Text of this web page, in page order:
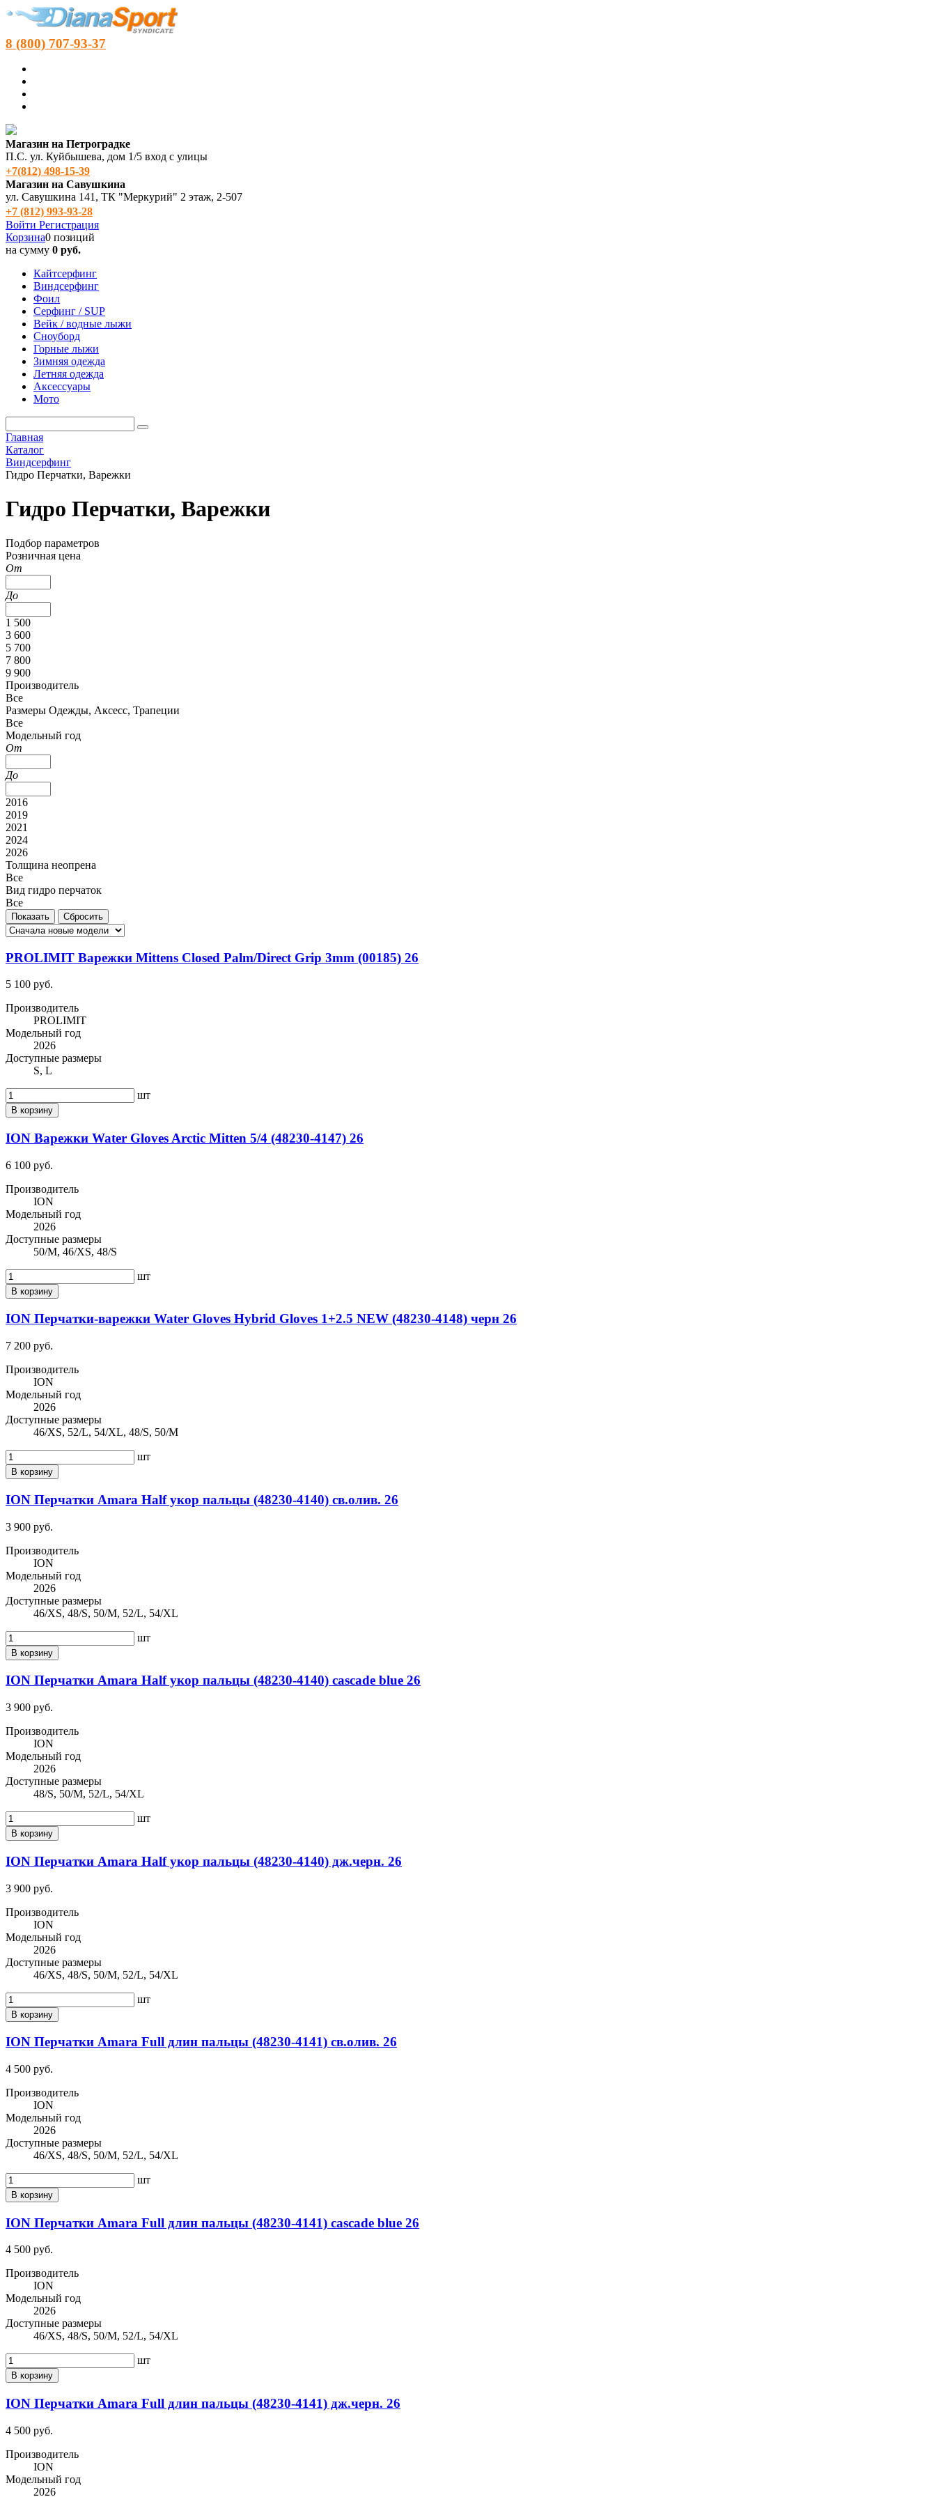
8 (800) 707-93-37
Магазин на Петроградке
П.С. ул. Куйбышева, дом 1/5 вход с улицы
+7(812) 498‑15-39
Магазин на Савушкина
ул. Савушкина 141, ТК "Меркурий" 2 этаж, 2-507
+7 (812) 993-93-28
Войти Регистрация
Корзина0 позиций
на сумму 0 руб.
Кайтсерфинг
Виндсерфинг
Фоил
Серфинг / SUP
Вейк / водные лыжи
Сноуборд
Горные лыжи
Зимняя одежда
Летняя одежда
Аксессуары
Мото
Главная
Каталог
Виндсерфинг
Гидро Перчатки, Варежки
Гидро Перчатки, Варежки
Подбор параметров
Розничная цена
От
До
1 500
3 600
5 700
7 800
9 900
Производитель
Все
Размеры Одежды, Аксесс, Трапеции
Все
Модельный год
От
До
2016
2019
2021
2024
2026
Толщина неопрена
Все
Вид гидро перчаток
Все
PROLIMIT Варежки Mittens Closed Palm/Direct Grip 3mm (00185) 26
5 100 руб.
Производитель
PROLIMIT
Модельный год
2026
Доступные размеры
S, L
шт
В корзину
ION Варежки Water Gloves Arctic Mitten 5/4 (48230-4147) 26
6 100 руб.
Производитель
ION
Модельный год
2026
Доступные размеры
50/M, 46/XS, 48/S
шт
В корзину
ION Перчатки-варежки Water Gloves Hybrid Gloves 1+2.5 NEW (48230-4148) черн 26
7 200 руб.
Производитель
ION
Модельный год
2026
Доступные размеры
46/XS, 52/L, 54/XL, 48/S, 50/M
шт
В корзину
ION Перчатки Amara Half укор пальцы (48230-4140) св.олив. 26
3 900 руб.
Производитель
ION
Модельный год
2026
Доступные размеры
46/XS, 48/S, 50/M, 52/L, 54/XL
шт
В корзину
ION Перчатки Amara Half укор пальцы (48230-4140) cascade blue 26
3 900 руб.
Производитель
ION
Модельный год
2026
Доступные размеры
48/S, 50/M, 52/L, 54/XL
шт
В корзину
ION Перчатки Amara Half укор пальцы (48230-4140) дж.черн. 26
3 900 руб.
Производитель
ION
Модельный год
2026
Доступные размеры
46/XS, 48/S, 50/M, 52/L, 54/XL
шт
В корзину
ION Перчатки Amara Full длин пальцы (48230-4141) св.олив. 26
4 500 руб.
Производитель
ION
Модельный год
2026
Доступные размеры
46/XS, 48/S, 50/M, 52/L, 54/XL
шт
В корзину
ION Перчатки Amara Full длин пальцы (48230-4141) cascade blue 26
4 500 руб.
Производитель
ION
Модельный год
2026
Доступные размеры
46/XS, 48/S, 50/M, 52/L, 54/XL
шт
В корзину
ION Перчатки Amara Full длин пальцы (48230-4141) дж.черн. 26
4 500 руб.
Производитель
ION
Модельный год
2026